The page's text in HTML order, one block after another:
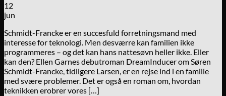
12
jun
Schmidt-Francke er en succesfuld forretningsmand med
interesse for teknologi. Men desværre kan familien ikke
programmeres – og det kan hans nattesøvn heller ikke. Eller
kan den? Ellen Garnes debutroman DreamInducer om Søren
Schmidt-Francke, tidligere Larsen, er en rejse ind i en familie
med svære problemer. Det er også en roman om, hvordan
teknikken erobrer vores […]